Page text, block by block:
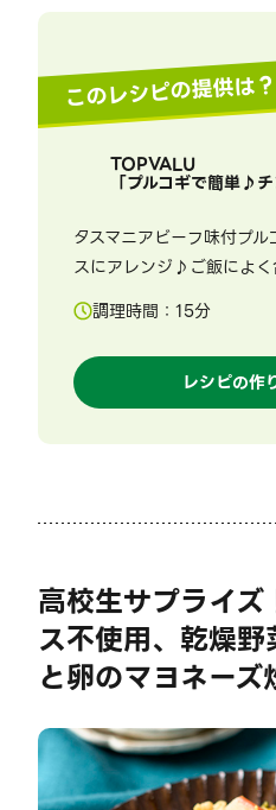
このレシピの提供は？
TOPVALU
「プルコギで簡単♪
タスマニアビーフ味付プ
スにアレンジ♪ご飯によく
調理時間： 15分
レシピの作
高校生サプライズ
ス不使用、乾燥
と卵のマヨネーズ